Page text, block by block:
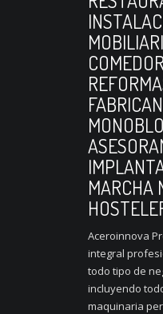
MARCHA
Aceroinnova
integral
todo tipo de
incluyendo
maquinaria